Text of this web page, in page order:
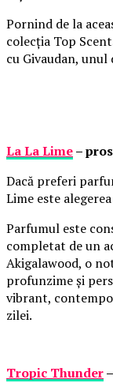
Pornind de la
colecția Top
cu Givaudan,
La La Lime–
Dacă preferi
Lime este
Parfumul este
completat de un
Akigalawood, o
profunzime și
vibrant,
zilei.
Tropic Thunder